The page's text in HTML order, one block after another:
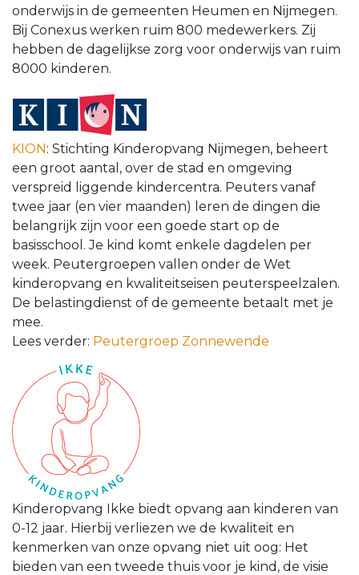
onderwijs in de gemeenten Heumen en Nijmegen.
Bij Conexus werken ruim 800 medewerkers. Zij
hebben de dagelijkse zorg voor onderwijs van ruim
8000 kinderen.
KION: Stichting Kinderopvang Nijmegen, beheert
een groot aantal, over de stad en omgeving
verspreid liggende kindercentra. Peuters vanaf
twee jaar (en vier maanden) leren de dingen die
belangrijk zijn voor een goede start op de
basisschool. Je kind komt enkele dagdelen per
week. Peutergroepen vallen onder de Wet
kinderopvang en kwaliteitseisen peuterspeelzalen.
De belastingdienst of de gemeente betaalt met je
mee.
Lees verder: Peutergroep Zonnewende
Kinderopvang Ikke biedt opvang aan kinderen van
0-12 jaar. Hierbij verliezen we de kwaliteit en
kenmerken van onze opvang niet uit oog: Het
bieden van een tweede thuis voor je kind, de visie